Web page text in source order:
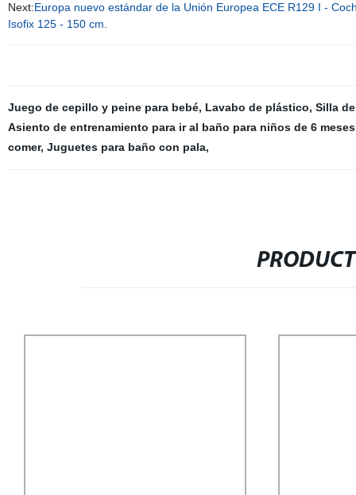
Next:Europa nuevo estándar de la Unión Europea ECE R129 I -
Isofix 125 - 150 cm.
Juego de cepillo y peine para bebé, Lavabo de plástico, Silla
Asiento de entrenamiento para ir al baño para niños de 6 meses
comer, Juguetes para baño con pala,